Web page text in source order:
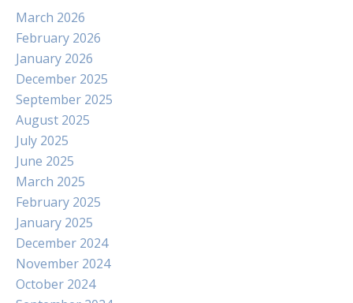
March 2026
February 2026
January 2026
December 2025
September 2025
August 2025
July 2025
June 2025
March 2025
February 2025
January 2025
December 2024
November 2024
October 2024